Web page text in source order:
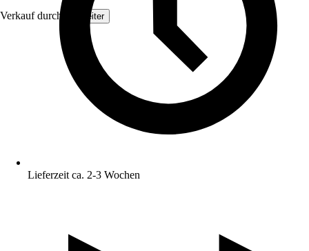
Verkauf durch: Topleiter
Lieferzeit ca. 2-3 Wochen